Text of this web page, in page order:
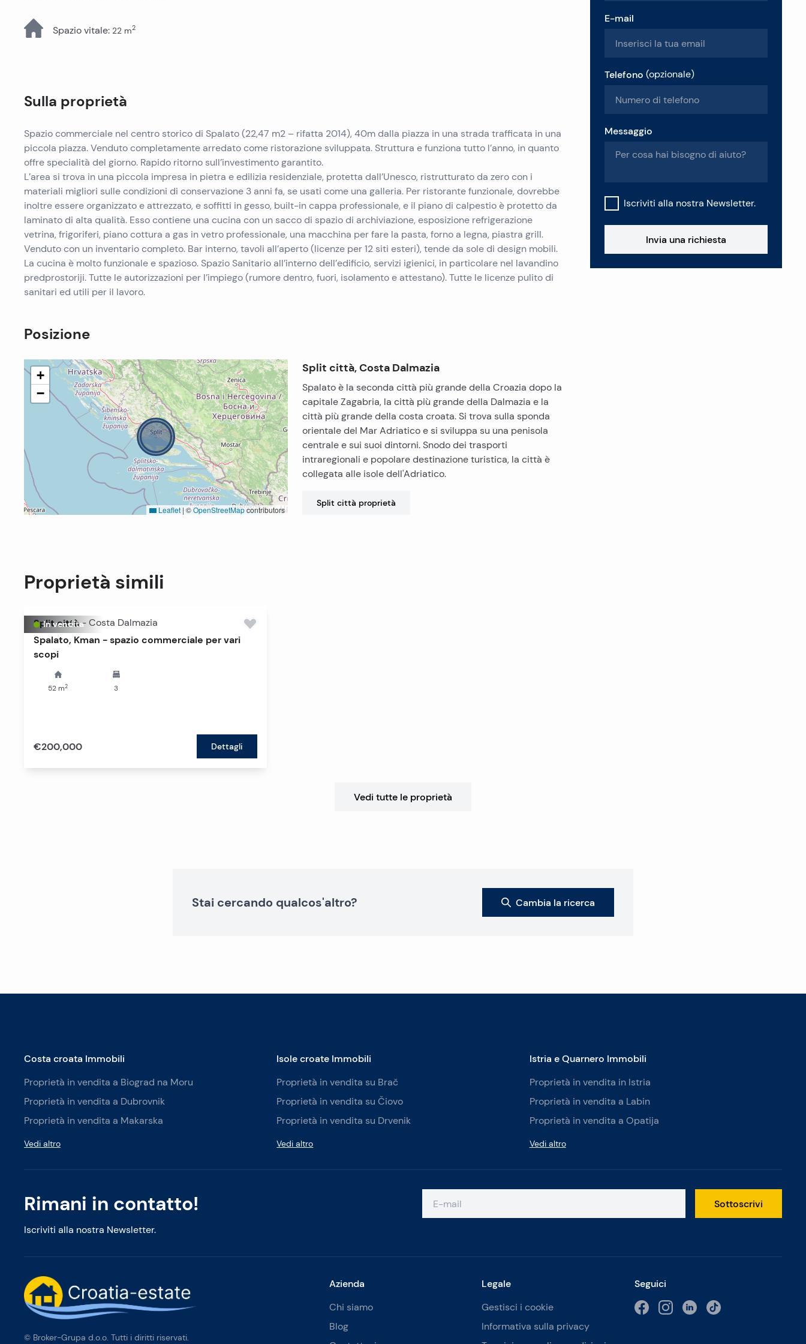
Immobili in vendita a Peljesac
Spazio vitale: 22 m2
Sulla proprietà
Spazio commerciale nel centro storico di Spalato (22,47 m2 – rifatta 2014), 40m dalla piazza in una strada trafficata in una
piccola piazza. Venduto completamente arredato come ristorazione sviluppata. Struttura e funziona tutto l’anno, in quanto
offre specialità del giorno. Rapido ritorno sull’investimento garantito.
L’area si trova in una piccola impresa in pietra e edilizia residenziale, protetta dall’Unesco, ristrutturato da zero con i
materiali migliori sulle condizioni di conservazione 3 anni fa, se usati come una galleria. Per ristorante funzionale, dovrebbe
inoltre essere organizzato e attrezzato, e soffitti in gesso, built-in cappa professionale, e il piano di calpestio è protetto da
laminato di alta qualità. Esso contiene una cucina con un sacco di spazio di archiviazione, esposizione refrigerazione
vetrina, frigoriferi, piano cottura a gas in vetro professionale, una macchina per fare la pasta, forno a legna, piastra grill.
Venduto con un inventario completo. Bar interno, tavoli all’aperto (licenze per 12 siti esteri), tende da sole di design mobili.
La cucina è molto funzionale e spazioso. Spazio Sanitario all’interno dell’edificio, servizi igienici, in particolare nel lavandino
predprostoriji. Tutte le autorizzazioni per l’impiego (rumore dentro, fuori, isolamento e attestano). Tutte le licenze pulito di
sanitari ed utili per il lavoro.
Posizione
+
−
Leaflet | ©OpenStreetMapcontributors
Split città, Costa Dalmazia
Spalato è la seconda città più grande della Croazia dopo la
capitale Zagabria, la città più grande della Dalmazia e la
città più grande della costa croata. Si trova sulla sponda
orientale del Mar Adriatico e si sviluppa su una penisola
centrale e sui suoi dintorni. Snodo dei trasporti
intraregionali e popolare destinazione turistica, la città è
collegata alle isole dell'Adriatico.
Split città proprietà
E-mail
Telefono (opzionale)
Messaggio
Iscriviti alla nostra Newsletter.
Invia una richiesta
Proprietà simili
In vendita
Split città - Costa Dalmazia
Spalato, Kman - spazio commerciale per vari
scopi
52 m2 3
€200,000 Dettagli
Vedi tutte le proprietà
Stai cercando qualcos'altro? Cambia la ricerca
Rimani in contatto!
Iscriviti alla nostra Newsletter.
Sottoscrivi
Costa croata Immobili
Proprietà in vendita a Biograd na Moru
Proprietà in vendita a Dubrovnik
Proprietà in vendita a Makarska
Vedi altro
Isole croate Immobili
Proprietà in vendita su Brač
Proprietà in vendita su Čiovo
Proprietà in vendita su Drvenik
Vedi altro
Istria e Quarnero Immobili
Proprietà in vendita in Istria
Proprietà in vendita a Labin
Proprietà in vendita a Opatija
Vedi altro
Azienda
Chi siamo
Blog
Legale
Gestisci i cookie
Informativa sulla privacy
Seguici
© Broker-Grupa d.o.o. Tutti i diritti riservati.